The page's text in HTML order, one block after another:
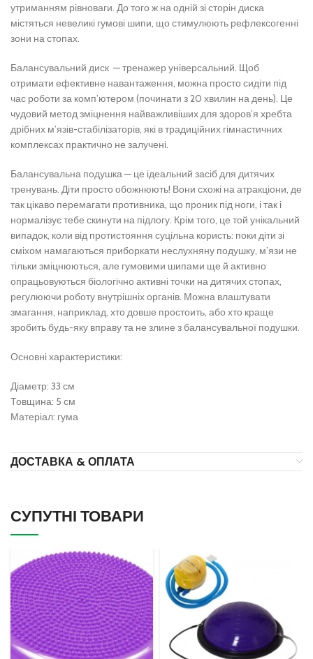
утриманням рівноваги. До того ж на одній зі сторін диска
містяться невеликі гумові шипи, що стимулюють рефлексогенні
зони на стопах.
Балансувальний диск — тренажер універсальний. Щоб
отримати ефективне навантаження, можна просто сидіти під
час роботи за комп’ютером (починати з 20 хвилин на день). Це
чудовий метод зміцнення найважливіших для здоров’я хребта
дрібних м’язів-стабілізаторів, які в традиційних гімнастичних
комплексах практично не залучені.
Балансувальна подушка — це ідеальний засіб для дитячих
тренувань. Діти просто обожнюють! Вони схожі на атракціони, де
так цікаво перемагати противника, що проник під ноги, і так і
нормалізує тебе скинути на підлогу. Крім того, це той унікальний
випадок, коли від протистояння суцільна користь: поки діти зі
сміхом намагаються приборкати неслухняну подушку, м’язи не
тільки зміцнюються, але гумовими шипами ще й активно
опрацьовуються біологічно активні точки на дитячих стопах,
регулюючи роботу внутрішніх органів. Можна влаштувати
змагання, наприклад, хто довше простоить, або хто краще
зробить будь-яку вправу та не злине з балансувальної подушки.
Основні характеристики:
Діаметр: 33 см
Товщина: 5 см
Матеріал: гума
ДОСТАВКА & ОПЛАТА
СУПУТНІ ТОВАРИ